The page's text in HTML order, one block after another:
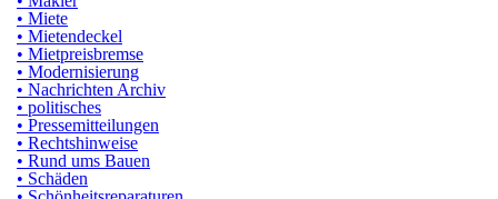
• Miete
• Mietendeckel
• Mietpreisbremse
• Modernisierung
• Nachrichten Archiv
• politisches
• Pressemitteilungen
• Rechtshinweise
• Rund ums Bauen
• Schäden